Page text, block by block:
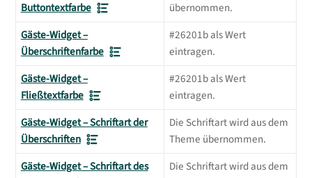
Buttontextfarbe
übernommen.
Gäste-Widget –
Überschriftenfarbe
#26201b als Wert
eintragen.
Gäste-Widget –
Fließtextfarbe
#26201b als Wert
eintragen.
Gäste-Widget – Schriftart der
Überschriften
Die Schriftart wird aus dem
Theme übernommen.
Gäste-Widget – Schriftart des
Die Schriftart wird aus dem